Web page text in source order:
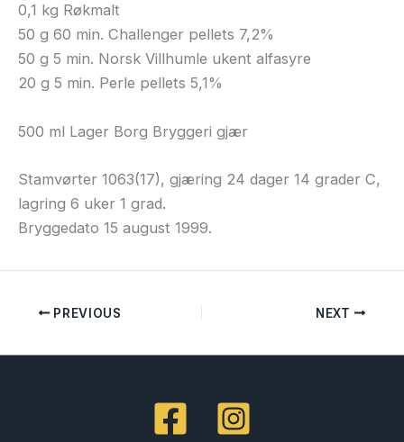
0,1 kg Røkmalt
50 g 60 min. Challenger pellets 7,2%
50 g 5 min. Norsk Villhumle ukent alfasyre
20 g 5 min. Perle pellets 5,1%
500 ml Lager Borg Bryggeri gjær
Stamvørter 1063(17), gjæring 24 dager 14 grader C,
lagring 6 uker 1 grad.
Bryggedato 15 august 1999.
PREVIOUS NEXT